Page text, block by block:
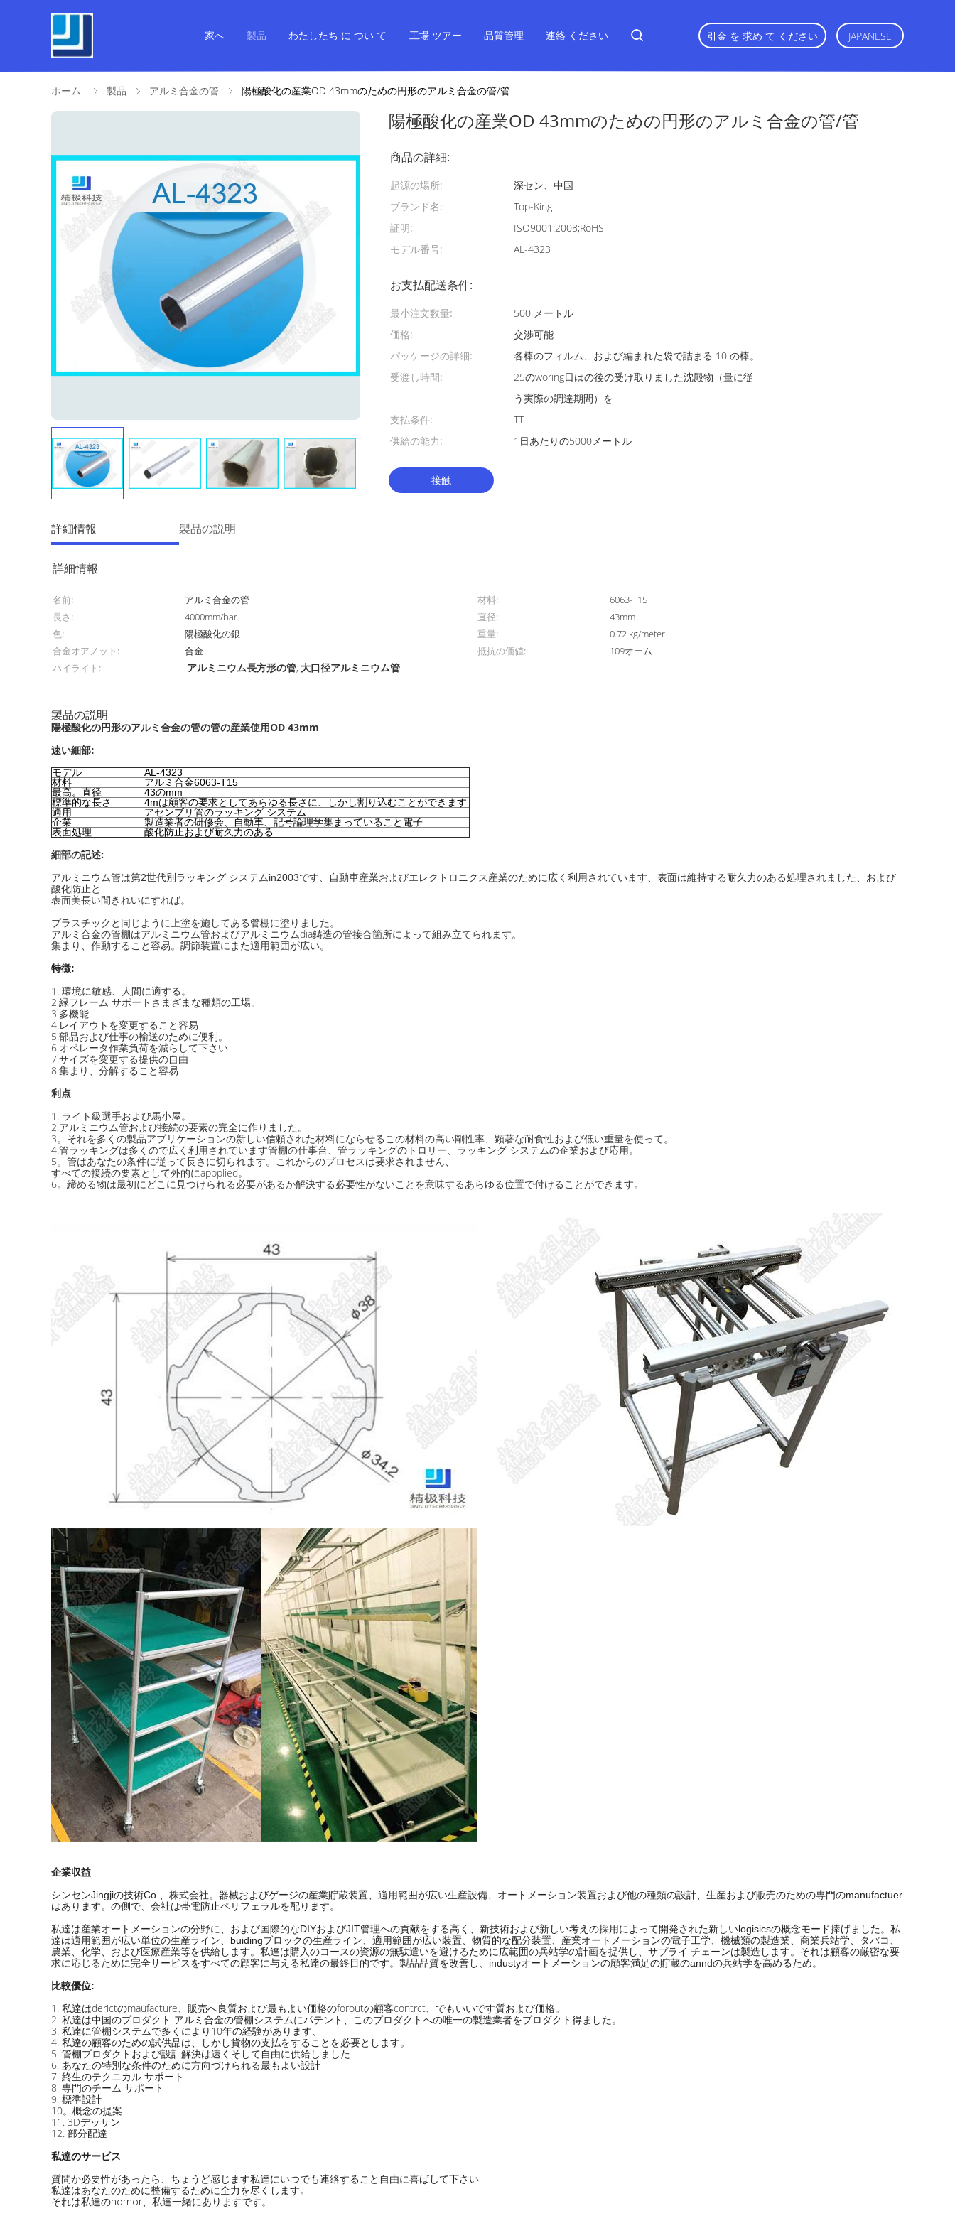
家へ 製品 わたしたち に つい て 工場 ツアー 品質管理 連絡 ください 引金 を 求め て ください JAPANESE
ホーム 製品 アルミ合金の管 陽極酸化の産業OD 43mmのための円形のアルミ合金の管/管
陽極酸化の産業OD 43mmのための円形のアルミ合金の管/管
商品の詳細:
起源の場所:
深セン、中国
ブランド名:
Top-King
証明:
ISO9001:2008;RoHS
モデル番号:
AL-4323
お支払配送条件:
最小注文数量:
500 メートル
価格:
交渉可能
パッケージの詳細:
各棒のフィルム、および編まれた袋で詰まる 10 の棒。
受渡し時間:
25のworing日はの後の受け取りました沈殿物（量に従
う実際の調達期間）を
支払条件:
TT
供給の能力:
1日あたりの5000メートル
接触
詳細情報 製品の説明
詳細情報
名前: アルミ合金の管 材料:
6063-T15
長さ:
4000mm/bar 直径:
43mm
色:
陽極酸化の銀 重量:
0.72 kg/meter
合金オアノット:
合金 抵抗の価値:
109オーム
ハイライト:
アルミニウム長方形の管, 大口径アルミニウム管
製品の説明
陽極酸化の円形のアルミ合金の管の管の産業使用OD 43mm
速い細部:
モデル
AL-4323
材料
アルミ合金6063-T15
最高。直径
43のmm
標準的な長さ
4mは顧客の要求としてあらゆる長さに、しかし割り込むことができます
適用
アセンブリ管のラッキング システム
企業
製造業者の研修会、自動車、記号論理学集まっていること電子
表面処理
酸化防止および耐久力のある
細部の記述:
アルミニウム管は第2世代別ラッキング システムin2003です、自動車産業およびエレクトロニクス産業のために広く利用されています、表面は維持する耐久力のある処理されました、および
酸化防止と
表面美長い間きれいにすれば。
プラスチックと同じように上塗を施してある管棚に塗りました。
アルミ合金の管棚はアルミニウム管およびアルミニウムdia鋳造の管接合箇所によって組み立てられます。
集まり、作動すること容易。調節装置にまた適用範囲が広い。
特徴:
1. 環境に敏感、人間に適する。
2.緑フレーム サポートさまざまな種類の工場。
3.多機能
4.レイアウトを変更すること容易
5.部品および仕事の輸送のために便利。
6.オペレータ作業負荷を減らして下さい
7.サイズを変更する提供の自由
8.集まり、分解すること容易
利点
1. ライト級選手および馬小屋。
2.アルミニウム管および接続の要素の完全に作りました。
3。それを多くの製品アプリケーションの新しい信頼された材料にならせるこの材料の高い剛性率、顕著な耐食性および低い重量を使って。
4.管ラッキングは多くので広く利用されています管棚の仕事台、管ラッキングのトロリー、ラッキング システムの企業および応用。
5。管はあなたの条件に従って長さに切られます。これからのプロセスは要求されません、
すべての接続の要素として外的にappplied。
6。締める物は最初にどこに見つけられる必要があるか解決する必要性がないことを意味するあらゆる位置で付けることができます。
企業収益
シンセンJingjiの技術Co.、株式会社。器械およびゲージの産業貯蔵装置、適用範囲が広い生産設備、オートメーション装置および他の種類の設計、生産および販売のための専門のmanufactuer
はあります。の側で、会社は帯電防止ペリフェラルを配ります。
私達は産業オートメーションの分野に、および国際的なDIYおよびJIT管理への貢献をする高く、新技術および新しい考えの採用によって開発された新しいlogisicsの概念モード捧げました。私
達は適用範囲が広い単位の生産ライン、buidingブロックの生産ライン、適用範囲が広い装置、物質的な配分装置、産業オートメーションの電子工学、機械類の製造業、商業兵站学、タバコ、
農業、化学、および医療産業等を供給します。私達は購入のコースの資源の無駄遣いを避けるために広範囲の兵站学の計画を提供し、サプライ チェーンは製造します。それは顧客の厳密な要
求に応じるために完全サービスをすべての顧客に与える私達の最終目的です。製品品質を改善し、industyオートメーションの顧客満足の貯蔵のanndの兵站学を高めるため。
比較優位:
1. 私達はderictのmaufacture、販売へ良質および最もよい価格のforoutの顧客contrct、でもいいです質および価格。
2. 私達は中国のプロダクト アルミ合金の管棚システムにパテント、このプロダクトへの唯一の製造業者をプロダクト得ました。
3. 私達に管棚システムで多くにより10年の経験があります、
4. 私達の顧客のための試供品は、しかし貨物の支払をすることを必要とします。
5. 管棚プロダクトおよび設計解決は速くそして自由に供給しました
6. あなたの特別な条件のために方向づけられる最もよい設計
7. 終生のテクニカル サポート
8. 専門のチーム サポート
9. 標準設計
10。概念の提案
11. 3Dデッサン
12. 部分配達
私達のサービス
質問か必要性があったら、ちょうど感じます私達にいつでも連絡すること自由に喜ばして下さい
私達はあなたのために整備するために全力を尽くします。
それは私達のhornor、私達一緒にありますです。